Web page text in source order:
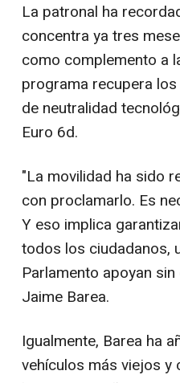
La patronal ha
concentra ya tres
como complemento a
programa recupera
de neutralidad
Euro 6d.
"La movilidad ha sido
con proclamarlo. Es
Y eso implica
todos los ciudadanos,
Parlamento apoyan
Jaime Barea.
Igualmente, Barea ha
vehículos más viejos y